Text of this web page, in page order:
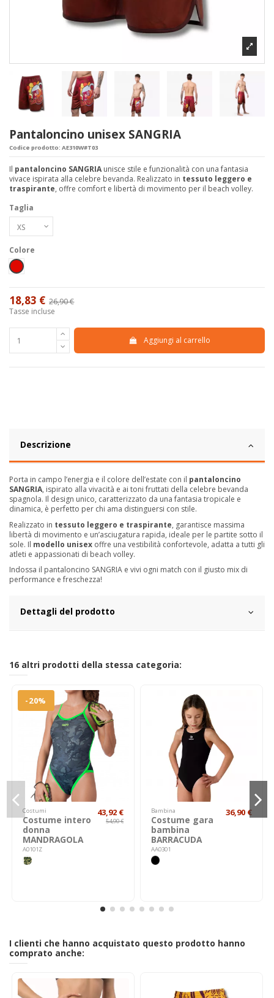
Pantaloncino unisex SANGRIA
Codice prodotto: AE310W#T03
Il pantaloncino SANGRIA unisce stile e funzionalità con una fantasia
vivace ispirata alla celebre bevanda. Realizzato in tessuto leggero e
traspirante, offre comfort e libertà di movimento per il beach volley.
Taglia
Colore
Rosso
18,83 € 26,90 €
Tasse incluse
Aggiungi al carrello
Descrizione
Porta in campo l’energia e il colore dell’estate con il pantaloncino
SANGRIA, ispirato alla vivacità e ai toni fruttati della celebre bevanda
spagnola. Il design unico, caratterizzato da una fantasia tropicale e
dinamica, è perfetto per chi ama distinguersi con stile.
Realizzato in tessuto leggero e traspirante, garantisce massima
libertà di movimento e un’asciugatura rapida, ideale per le partite sotto il
sole. Il modello unisex offre una vestibilità confortevole, adatta a tutti gli
atleti e appassionati di beach volley.
Indossa il pantaloncino SANGRIA e vivi ogni match con il giusto mix di
performance e freschezza!
Dettagli del prodotto
16 altri prodotti della stessa categoria:
-20%
Costumi
Costume intero
donna
MANDRAGOLA
A0101Z
43,92 €
54,90 €
Bambina
Costume gara
bambina
BARRACUDA
AA0301
36,90 €
I clienti che hanno acquistato questo prodotto hanno
comprato anche: